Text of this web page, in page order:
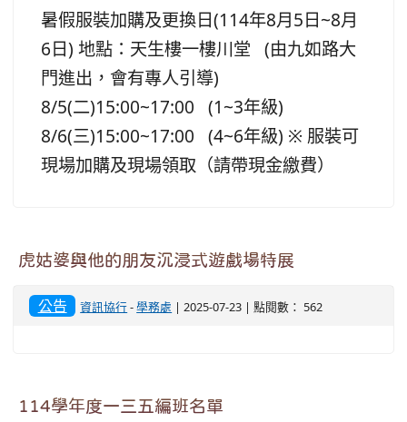
暑假服裝加購及更換日(114年8月5日~8月
6日) 地點：天生樓一樓川堂 (由九如路大
門進出，會有專人引導)
8/5(二)15:00~17:00 (1~3年級)
8/6(三)15:00~17:00 (4~6年級) ※ 服裝可
現場加購及現場領取（請帶現金繳費）
虎姑婆與他的朋友沉浸式遊戲場特展
公告 資訊協行-學務處 | 2025-07-23 | 點閱數： 562
114學年度一三五編班名單